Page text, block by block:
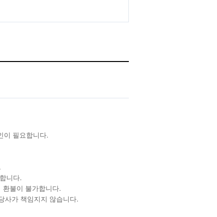
이 필요합니다.
니다.
불이 불가합니다.
사가 책임지지 않습니다.